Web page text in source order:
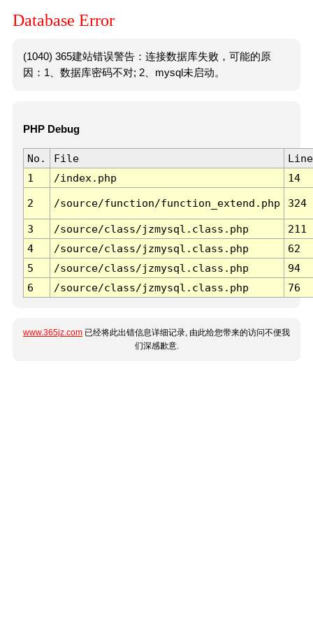
Database Error
(1040) 365建站错误警告：连接数据库失败，可能的原
因：1、数据库密码不对; 2、mysql未启动。
PHP Debug
No. File
Line
1
/index.php 14
2 /source/function/function_extend.php 324
3 /source/class/jzmysql.class.php
211
4
/source/class/jzmysql.class.php
62
5
/source/class/jzmysql.class.php
94
6
/source/class/jzmysql.class.php 76
www.365jz.com 已经将此出错信息详细记录, 由此给您带来的访问不便我
们深感歉意.